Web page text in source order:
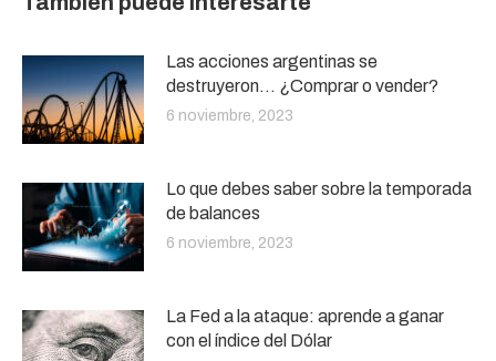
Las acciones argentinas se
destruyeron… ¿Comprar o vender?
6 noviembre, 2023
Lo que debes saber sobre la temporada
de balances
6 noviembre, 2023
La Fed a la ataque: aprende a ganar
con el índice del Dólar